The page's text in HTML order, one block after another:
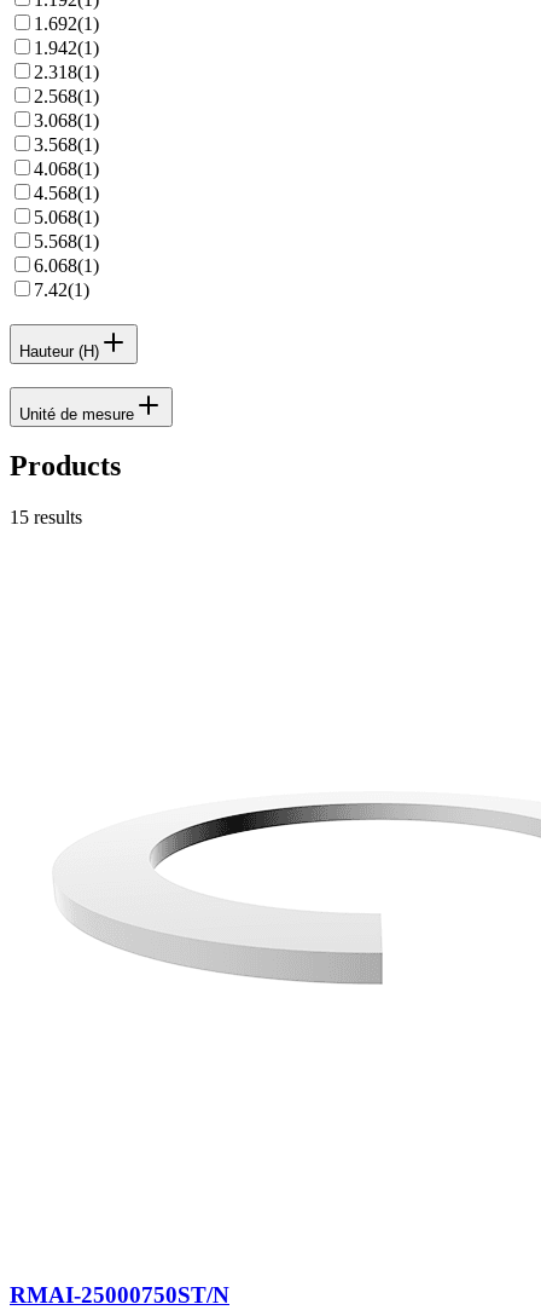
1.692(1)
1.942(1)
2.318(1)
2.568(1)
3.068(1)
3.568(1)
4.068(1)
4.568(1)
5.068(1)
5.568(1)
6.068(1)
7.42(1)
Hauteur (H)
Unité de mesure
Products
15 results
RMAI-25000750ST/N